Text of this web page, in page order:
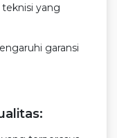
yang
garansi